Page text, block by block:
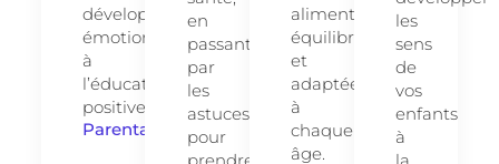
développement
émotionnel
à
l’éducation
positive.
Parentalité
en
passant
par
les
astuces
pour
prendre
alimentation
équilibrée
et
adaptée
à
chaque
âge.
les
sens
de
vos
enfants
à
la